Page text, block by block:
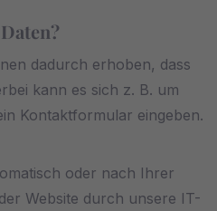
dadurch erhoben, dass
kann es sich z. B. um
Kontaktformular eingeben.
oder nach Ihrer
Website durch unsere IT-